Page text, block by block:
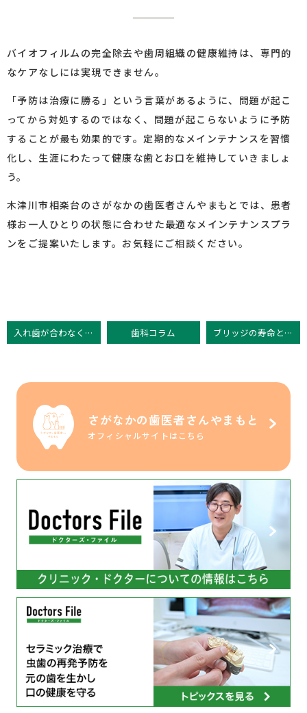
バイオフィルムの完全除去や歯周組織の健康維持は、専門的
なケアなしには実現できません。
「予防は治療に勝る」という言葉があるように、問題が起こ
ってから対処するのではなく、問題が起こらないように予防
することが最も効果的です。定期的なメインテナンスを習慣
化し、生涯にわたって健康な歯とお口を維持していきましょ
う。
木津川市相楽台のさがなかの歯医者さんやまもとでは、患者
様お一人ひとりの状態に合わせた最適なメインテナンスプラ
ンをご提案いたします。お気軽にご相談ください。
入れ歯が合わなくてお困りの方へ 歯科コラム ブリッジの寿命と長持ちさせるためのコツ
さがなかの歯医者さんやまもと
オフィシャルサイトはこちら